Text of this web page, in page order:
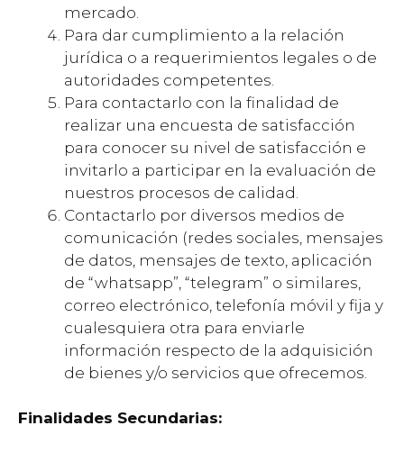
mercado.
Para dar cumplimiento a la relación
jurídica o a requerimientos legales o de
autoridades competentes.
Para contactarlo con la finalidad de
realizar una encuesta de satisfacción
para conocer su nivel de satisfacción e
invitarlo a participar en la evaluación de
nuestros procesos de calidad.
Contactarlo por diversos medios de
comunicación (redes sociales, mensajes
de datos, mensajes de texto, aplicación
de “whatsapp”, “telegram” o similares,
correo electrónico, telefonía móvil y fija y
cualesquiera otra para enviarle
información respecto de la adquisición
de bienes y/o servicios que ofrecemos.
Finalidades Secundarias: